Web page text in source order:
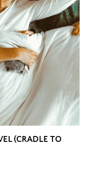
(CRADLE TO